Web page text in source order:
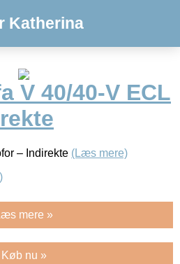
Katherina
V 40/40-V ECL
– Indirekte (Læs mere)
mere »
Køb nu »